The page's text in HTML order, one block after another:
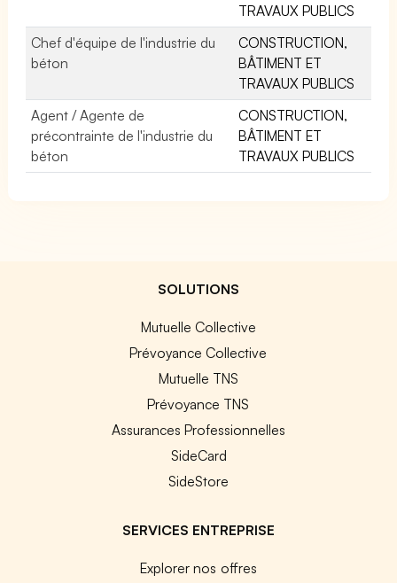
TRAVAUX PUBLICS
Chef d'équipe de l'industrie du
béton
CONSTRUCTION,
BÂTIMENT ET
TRAVAUX PUBLICS
Agent / Agente de
précontrainte de l'industrie du
béton
CONSTRUCTION,
BÂTIMENT ET
TRAVAUX PUBLICS
SOLUTIONS
Mutuelle Collective
Prévoyance Collective
Mutuelle TNS
Prévoyance TNS
Assurances Professionnelles
SideCard
SideStore
SERVICES ENTREPRISE
Explorer nos offres